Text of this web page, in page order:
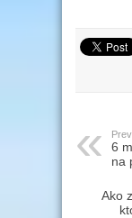
6
na
Ako